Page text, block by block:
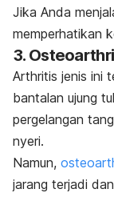
Jika Anda
memperhatikan
3.
Arthritis jenis ini
bantalan ujung
pergelangan
nyeri.
Namun,
jarang terjadi